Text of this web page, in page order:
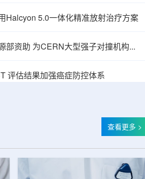
Halcyon 5.0一体化精准放射治疗方案
美国堪萨斯大学获能源部资助 为CERN大型强子对撞机构建新一代探测器
评估结果加强癌症防控体系
查看更多 >